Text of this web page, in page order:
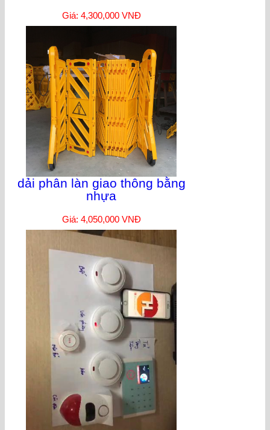
Giá: 4,300,000 VNĐ
dải phân làn giao thông bằng
nhựa
Giá: 4,050,000 VNĐ